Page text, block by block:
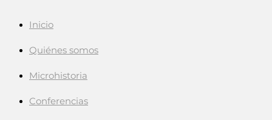
Inicio
Quiénes somos
Microhistoria
Conferencias